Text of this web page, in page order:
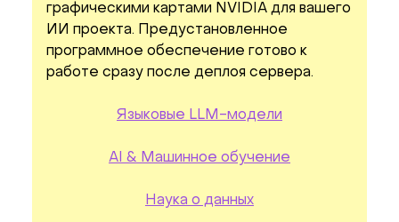
графическими картами NVIDIA для вашего
ИИ проекта. Предустановленное
программное обеспечение готово к
работе сразу после деплоя сервера.
Языковые LLM-модели
AI & Машинное обучение
Наука о данных